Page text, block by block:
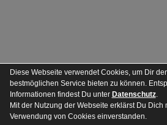
Diese Webseite verwendet Cookies, um Dir
bestmöglichen Service bieten zu können.
Informationen findest Du unter Datenschutz.
Mit der Nutzung der Webseite erklärst Du Dich
Verwendung von Cookies einverstanden.